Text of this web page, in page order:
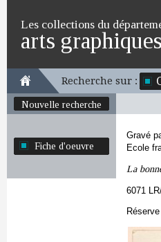
Les collections du
arts graphiques
Recherche sur :
Nouvelle recherche
Fiche d'oeuvre
Gravé
Ecole
La
6071